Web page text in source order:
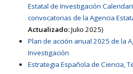
Estatal de Investigación
convocatorias de la Agencia
Actualizado:Julio 2025)
Plan de acción anual 2025 de la
Investigación
Estrategia Española de Ciencia,